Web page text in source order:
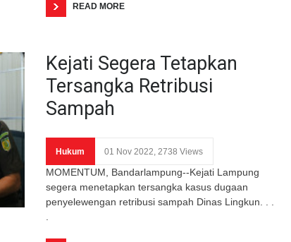
READ MORE
Kejati Segera Tetapkan
Tersangka Retribusi
Sampah
Hukum 01 Nov 2022, 2738 Views
MOMENTUM, Bandarlampung--Kejati Lampung
segera menetapkan tersangka kasus dugaan
penyelewengan retribusi sampah Dinas Lingkun. . .